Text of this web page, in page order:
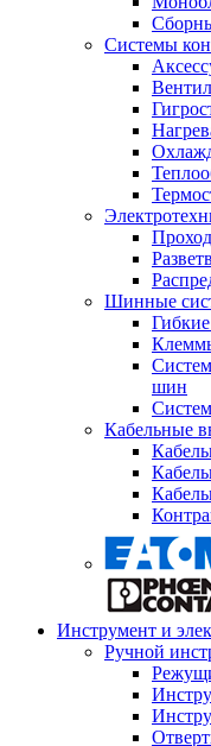
Системы
Шинные
шин
Кабельные
Инструмент и
Ручной